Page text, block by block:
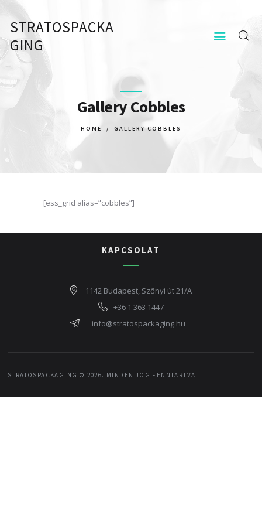
STRATOSPACKA
GING
Gallery Cobbles
HOME GALLERY COBBLES
[ess_grid alias=”cobbles”]
KAPCSOLAT
1142 Budapest, Szőnyi út 21/A
+36 1 363 1447
info@stratospackaging.hu
STRATOSPACKAGING © 2026. MINDEN JOG FENNTARTVA.